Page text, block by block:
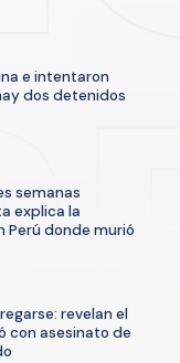
e intentaron
dos detenidos
semanas
explica la
Perú donde murió
revelan el
con asesinato de